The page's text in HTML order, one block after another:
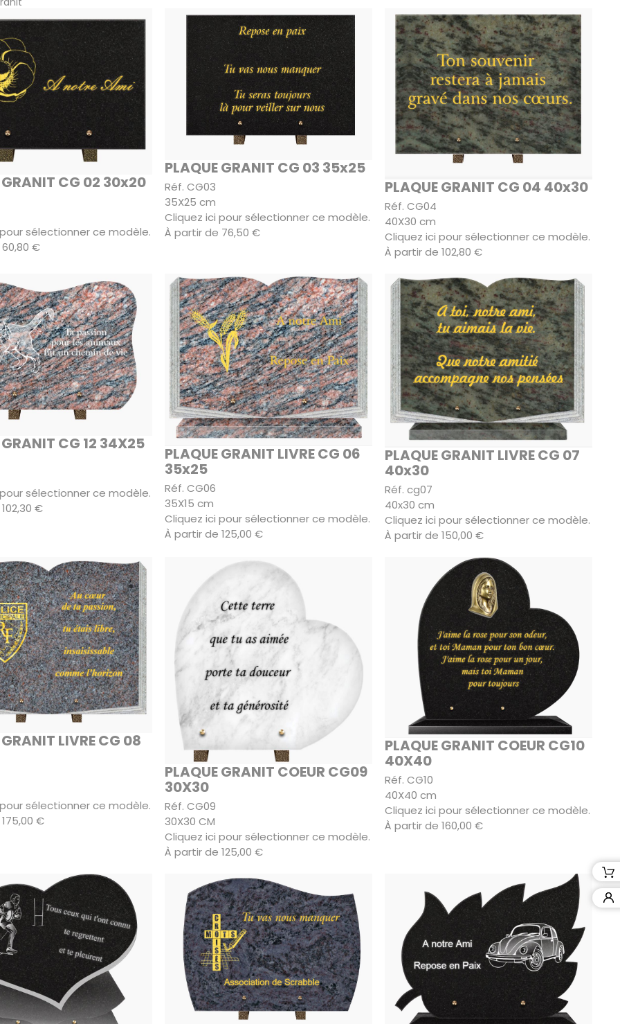
GRANIT CG 02 30x20
sélectionner ce modèle.
€
PLAQUE GRANIT CG 03 35x25
Réf. CG03
35X25 cm
Cliquez ici pour sélectionner ce modèle.
À partir de 76,50 €
PLAQUE GRANIT CG 04 40x30
Réf. CG04
40X30 cm
Cliquez ici pour sélectionner ce modèle.
À partir de 102,80 €
GRANIT CG 12 34X25
sélectionner ce modèle.
€
PLAQUE GRANIT LIVRE CG 06
35x25
Réf. CG06
35X15 cm
Cliquez ici pour sélectionner ce modèle.
À partir de 125,00 €
PLAQUE GRANIT LIVRE CG 07
40x30
Réf. cg07
40x30 cm
Cliquez ici pour sélectionner ce modèle.
À partir de 150,00 €
LIVRE CG 08
sélectionner ce modèle.
€
PLAQUE GRANIT COEUR CG09
30X30
Réf. CG09
30X30 CM
Cliquez ici pour sélectionner ce modèle.
À partir de 125,00 €
PLAQUE GRANIT COEUR CG10
40X40
Réf. CG10
40X40 cm
Cliquez ici pour sélectionner ce modèle.
À partir de 160,00 €